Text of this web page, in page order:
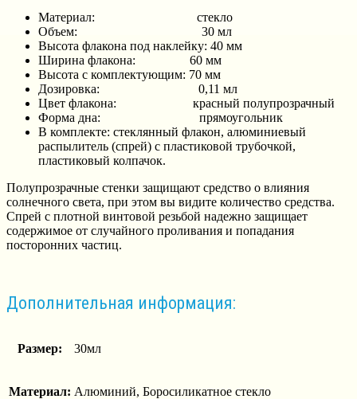
Материал: стекло
Объем: 30 мл
Высота флакона под наклейку: 40 мм
Ширина флакона: 60 мм
Высота с комплектующим: 70 мм
Дозировка: 0,11 мл
Цвет флакона: красный полупрозрачный
Форма дна: прямоугольник
В комплекте: стеклянный флакон, алюминиевый
распылитель (спрей) с пластиковой трубочкой,
пластиковый колпачок.
Полупрозрачные стенки защищают средство о влияния
солнечного света, при этом вы видите количество средства.
Спрей с плотной винтовой резьбой надежно защищает
содержимое от случайного проливания и попадания
посторонних частиц.
Дополнительная информация:
Размер: 30мл
Материал: Алюминий, Боросиликатное стекло